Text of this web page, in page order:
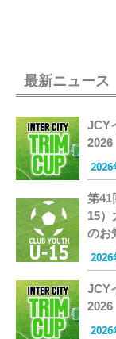
最新ニュース
JCY
2026
第41
15
のお
2026
JCY
2026